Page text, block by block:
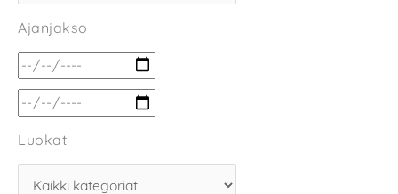
Ajanjakso
Luokat